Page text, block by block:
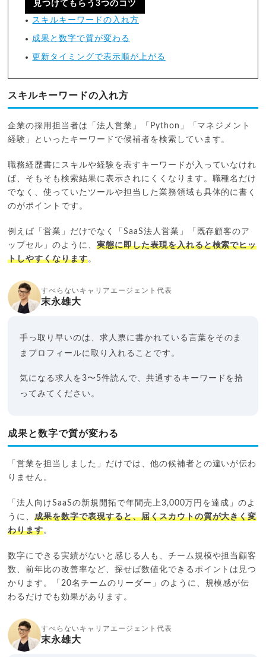
見つけてもらう3つのコツ
スキルキーワードの入れ方
成果と数字で質が変わる
更新タイミングで表示順が上がる
スキルキーワードの入れ方
企業の採用担当者は「法人営業」「Python」「マネジメント
経験」といったキーワードで候補者を検索しています。
職務経歴書にスキルや経験を表すキーワードが入っていなけれ
ば、そもそも検索結果に表示されにくくなります。職種名だけ
でなく、使っていたツールや担当した業務領域も具体的に書く
のがポイントです。
例えば「営業」だけでなく「SaaS法人営業」「既存顧客のア
ップセル」のように、実態に即した表現を入れると検索でヒッ
トしやすくなります。
すべらないキャリアエージェント代表
末永雄大
手っ取り早いのは、求人票に書かれている言葉をそのま
まプロフィールに取り入れることです。
気になる求人を3〜5件読んで、共通するキーワードを拾
ってみてください。
成果と数字で質が変わる
「営業を担当しました」だけでは、他の候補者との違いが伝わ
りません。
「法人向けSaaSの新規開拓で年間売上3,000万円を達成」のよ
うに、成果を数字で表現すると、届くスカウトの質が大きく変
わります。
数字にできる実績がないと感じる人も、チーム規模や担当顧客
数、前年比の改善率など、探せば数値化できるポイントは見つ
かります。「20名チームのリーダー」のように、規模感が伝
わるだけでも効果があります。
すべらないキャリアエージェント代表
末永雄大